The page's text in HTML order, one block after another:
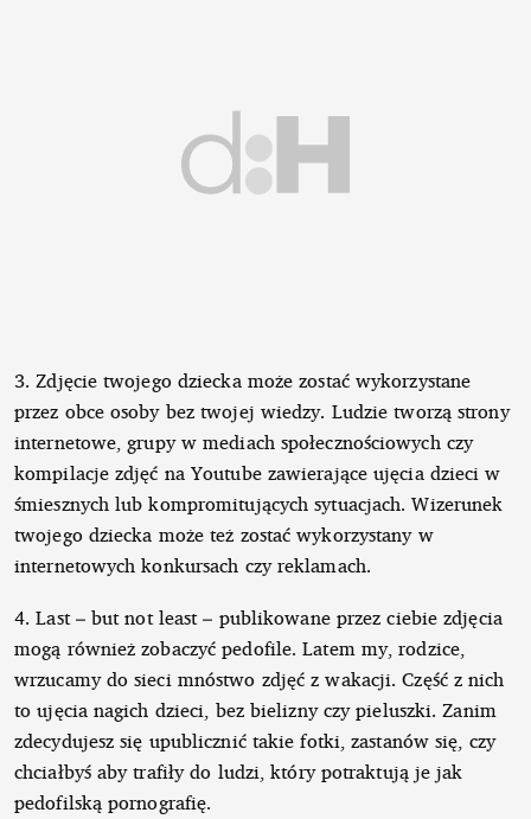
3. Zdjęcie twojego dziecka może zostać wykorzystane
przez obce osoby bez twojej wiedzy. Ludzie tworzą strony
internetowe, grupy w mediach społecznościowych czy
kompilacje zdjęć na Youtube zawierające ujęcia dzieci w
śmiesznych lub kompromitujących sytuacjach. Wizerunek
twojego dziecka może też zostać wykorzystany w
internetowych konkursach czy reklamach.
4. Last – but not least – publikowane przez ciebie zdjęcia
mogą również zobaczyć pedofile. Latem my, rodzice,
wrzucamy do sieci mnóstwo zdjęć z wakacji. Część z nich
to ujęcia nagich dzieci, bez bielizny czy pieluszki. Zanim
zdecydujesz się upublicznić takie fotki, zastanów się, czy
chciałbyś aby trafiły do ludzi, który potraktują je jak
pedofilską pornografię.